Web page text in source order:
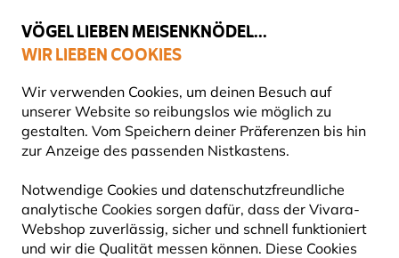
VÖGEL LIEBEN MEISENKNÖDEL...
WIR LIEBEN COOKIES
Wir verwenden Cookies, um deinen Besuch auf
unserer Website so reibungslos wie möglich zu
gestalten. Vom Speichern deiner Präferenzen bis hin
zur Anzeige des passenden Nistkastens.
Notwendige Cookies und datenschutzfreundliche
analytische Cookies sorgen dafür, dass der Vivara-
Webshop zuverlässig, sicher und schnell funktioniert
und wir die Qualität messen können. Diese Cookies
Gratis Versand ab 49 €
Ist die Ganzjahresfütterung von Wildvögeln sinnvoll?
IST DIE GANZJAHRESFÜTTERUNG VON
WILDVÖGELN SINNVOLL?